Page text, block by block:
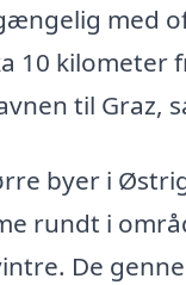
med
10 kilometer
til Graz,
byer i
rundt i
De